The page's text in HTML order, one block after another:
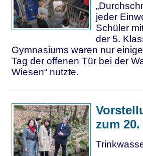
jeder
Schüler
der 5.
Gymnasiums waren nur
Tag der offenen Tür bei der
Wiesen“ nutzte.
zum